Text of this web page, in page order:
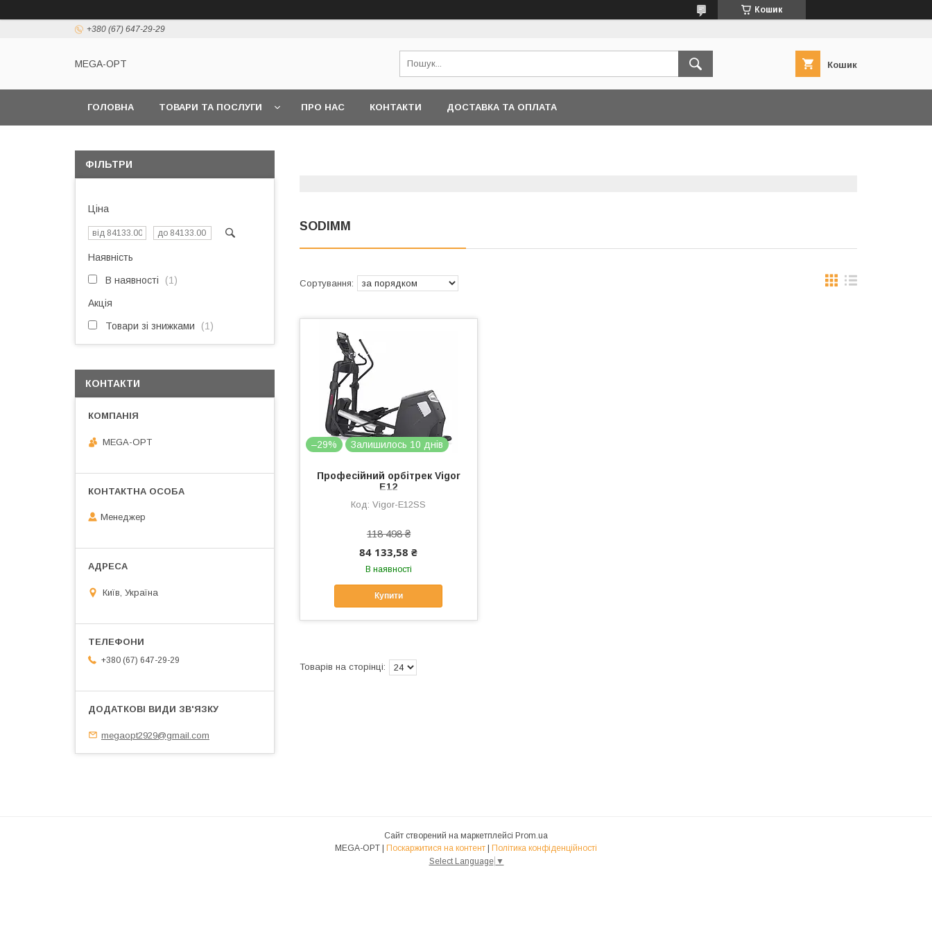
Кошик
+380 (67) 647-29-29
MEGA-OPT Кошик
ГОЛОВНА ТОВАРИ ТА ПОСЛУГИ ПРО НАС КОНТАКТИ ДОСТАВКА ТА ОПЛАТА
SODIMM
–29% Залишилось 10 днів
Професійний орбітрек Vigor
E12
Vigor-E12SS
118 498 ₴
84 133,58 ₴
В наявності
Купити
ФІЛЬТРИ
Ціна
Наявність
В наявності 1
Акція
Товари зі знижками 1
КОНТАКТИ
MEGA-OPT
Менеджер
Київ, Україна
+380 (67) 647-29-29
megaopt2929@gmail.com
Сайт створений на маркетплейсі Prom.ua
Поскаржитися на контент
Політика конфіденційності
Select Language ▼